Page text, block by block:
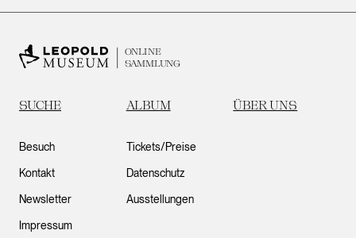
ONLINE
SAMMLUNG
SUCHE ALBUM ÜBER UNS
Besuch
Kontakt
Newsletter
Impressum
Tickets/Preise
Datenschutz
Ausstellungen